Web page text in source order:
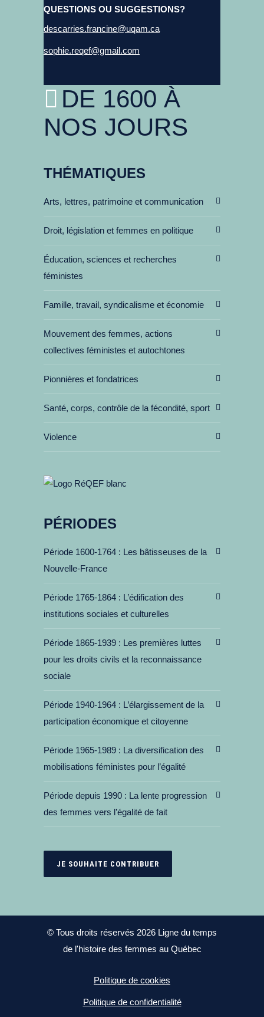
QUESTIONS OU SUGGESTIONS?
descarries.francine@uqam.ca
sophie.reqef@gmail.com
DE 1600 À
NOS JOURS
THÉMATIQUES
Arts, lettres, patrimoine et communication
Droit, législation et femmes en politique
Éducation, sciences et recherches
féministes
Famille, travail, syndicalisme et économie
Mouvement des femmes, actions
collectives féministes et autochtones
Pionnières et fondatrices
Santé, corps, contrôle de la fécondité, sport
Violence
PÉRIODES
Période 1600-1764
Les bâtisseuses de la
Nouvelle-France
Période 1765-1864
L’édification des
institutions sociales et culturelles
Période 1865-1939
Les premières luttes
pour les droits civils et la reconnaissance
sociale
Période 1940-1964
L’élargissement de la
participation économique et citoyenne
Période 1965-1989
La diversification des
mobilisations féministes pour l’égalité
Période depuis 1990
La lente progression
des femmes vers l’égalité de fait
JE SOUHAITE CONTRIBUER
© Tous droits réservés 2026 Ligne du temps
de l'histoire des femmes au Québec
Politique de cookies
Politique de confidentialité